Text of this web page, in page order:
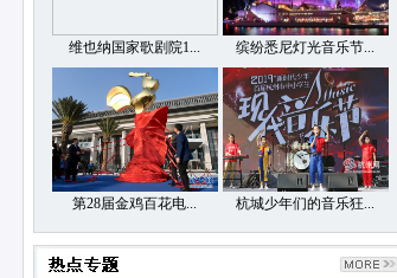
维也纳国家歌剧院1... 缤纷悉尼灯光音乐节...
第28届金鸡百花电... 杭城少年们的音乐狂...